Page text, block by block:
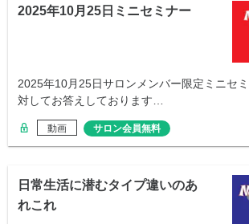
2025年10月25日ミニセミナー
2025年10月25日サロンメンバー限定ミニセ
対してお答えしております…
動画 サロン会員無料
日常生活に潜むタイプ違いのあ
れこれ